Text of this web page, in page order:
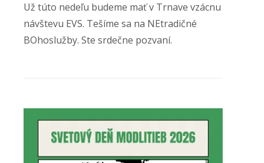
Už túto nedeľu budeme mať v Trnave vzácnu
návštevu EVS. Tešíme sa na NEtradičné
BOhoslužby. Ste srdečne pozvaní.